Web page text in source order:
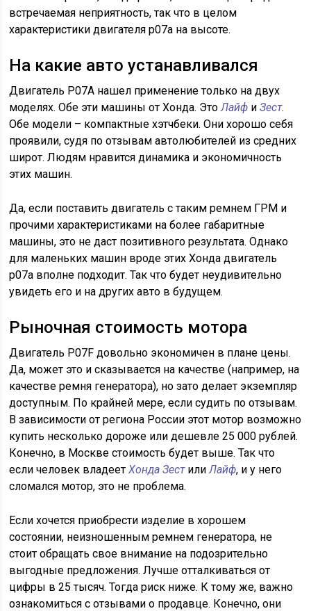
встречаемая неприятность, так что в целом
характеристики двигателя p07a на высоте.
На какие авто устанавливался
Двигатель P07A нашел применение только на двух
моделях. Обе эти машины от Хонда. ЭтоЛайф иЗест.
Обе модели – компактные хэтчбеки. Они хорошо себя
проявили, судя по отзывам автолюбителей из средних
широт. Людям нравится динамика и экономичность
этих машин.
Да, если поставить двигатель с таким ремнем ГРМ и
прочими характеристиками на более габаритные
машины, это не даст позитивного результата. Однако
для маленьких машин вроде этих Хонда двигатель
p07a вполне подходит. Так что будет неудивительно
увидеть его и на других авто в будущем.
Рыночная стоимость мотора
Двигатель P07F довольно экономичен в плане цены.
Да, может это и сказывается на качестве (например, на
качестве ремня генератора), но зато делает экземпляр
доступным. По крайней мере, если судить по отзывам.
В зависимости от региона России этот мотор возможно
купить несколько дороже или дешевле 25 000 рублей.
Конечно, в Москве стоимость будет выше. Так что
если человек владеетХонда ЗестилиЛайф, и у него
сломался мотор, это не проблема.
Если хочется приобрести изделие в хорошем
состоянии, неизношенным ремнем генератора, не
стоит обращать свое внимание на подозрительно
выгодные предложения. Лучше отталкиваться от
цифры в 25 тысяч. Тогда риск ниже. К тому же, важно
ознакомиться с отзывами о продавце. Конечно, они